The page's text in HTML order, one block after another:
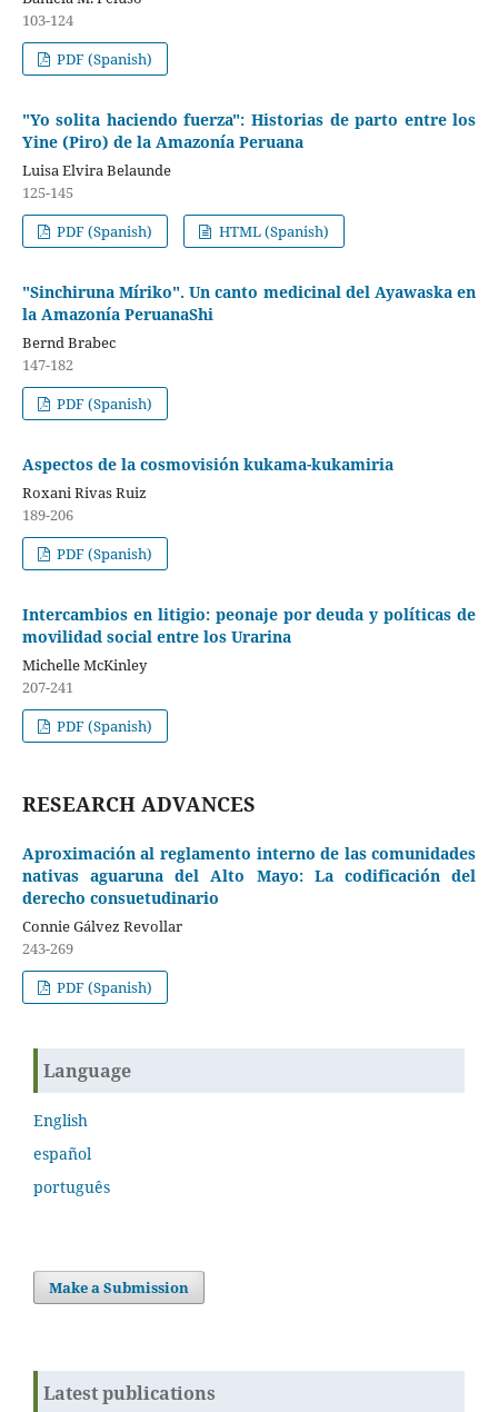
103-124
PDF (Spanish)
"Yo solita haciendo fuerza": Historias de parto entre los
Yine (Piro) de la Amazonía Peruana
Luisa Elvira Belaunde
125-145
PDF (Spanish)
HTML (Spanish)
"Sinchiruna Míriko". Un canto medicinal del Ayawaska en
la Amazonía PeruanaShi
Bernd Brabec
147-182
PDF (Spanish)
Aspectos de la cosmovisión kukama-kukamiria
Roxani Rivas Ruiz
189-206
PDF (Spanish)
Intercambios en litigio: peonaje por deuda y políticas de
movilidad social entre los Urarina
Michelle McKinley
207-241
PDF (Spanish)
RESEARCH ADVANCES
Aproximación al reglamento interno de las comunidades
nativas aguaruna del Alto Mayo: La codificación del
derecho consuetudinario
Connie Gálvez Revollar
243-269
PDF (Spanish)
Language
English
español
português
Make a Submission
Latest publications